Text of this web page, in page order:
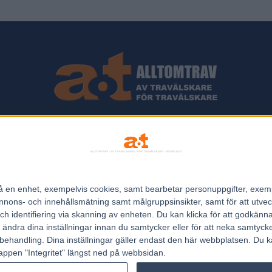
enhet, exempelvis cookies, samt bearbetar personuppgifter,
och innehållsmätning samt målgruppsinsikter, samt för att
identifiering via skanning av enheten. Du kan klicka för att
dina inställningar innan du samtycker eller för att neka
Dina inställningar gäller endast den här webbplatsen. Du
"Integritet" längst ned på webbsidan.
Allt Om Trav - För Travälskare - Av Travälskare - sedan 2005.
Kontakta oss:kontakt@regemedia.se